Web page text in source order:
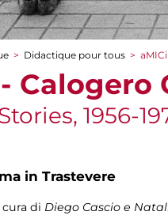
> Didactique pour tous >
Calogero
1956-
in Trastevere
di Diego Cascio e